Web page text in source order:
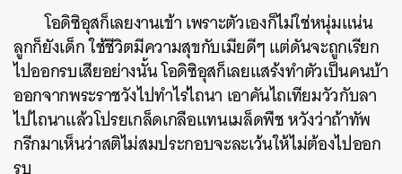
โอดิซิอุสก็เลยงานเข้า เพราะตัวเองก็ไม่ใช่หนุ่มแน่น
ลูกก็ยังเด็ก ใช้ชีวิตมีความสุขกับเมียดีๆ แต่ดันจะถูกเรียก
ไปออกรบเสียอย่างนั้น โอดิซิอุสก็เลยแสร้งทำตัวเป็นคนบ้า
ออกจากพระราชวังไปทำไร่ไถนา เอาคันไถเทียมวัวกับลา
ไปไถนาแล้วโปรยเกล็ดเกลือแทนเมล็ดพืช หวังว่าถ้าทัพ
กรีกมาเห็นว่าสติไม่สมประกอบจะละเว้นให้ไม่ต้องไปออก